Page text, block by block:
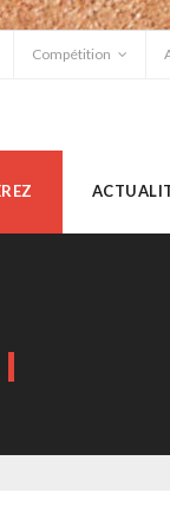
Compétition